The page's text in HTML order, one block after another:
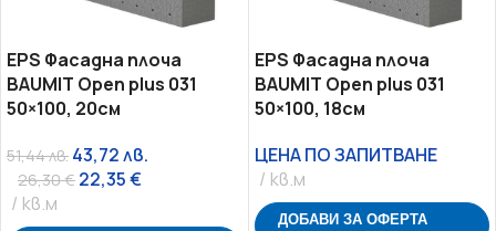
EPS Фасадна плоча
BAUMIT Open plus 031
50×100, 20см
51,44лв. 43,72лв.
26,30€ 22,35€
кв.м
EPS Фасадна плоча
BAUMIT Open plus 031
50×100, 18см
ЦЕНА ПО ЗАПИТВАНЕ
кв.м
ДОБАВИ ЗА ОФЕРТА